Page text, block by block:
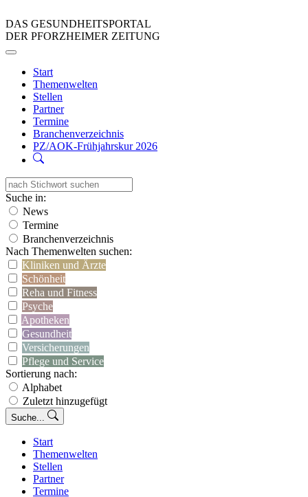
DAS GESUNDHEITSPORTAL
DER PFORZHEIMER ZEITUNG
Start
Themenwelten
Stellen
Partner
Termine
Branchenverzeichnis
PZ/AOK-Frühjahrskur 2026
Suche in:
News
Termine
Branchenverzeichnis
Nach Themenwelten suchen:
Kliniken und Ärzte
Schönheit
Reha und Fitness
Psyche
Apotheken
Gesundheit
Versicherungen
Pflege und Service
Sortierung nach:
Alphabet
Zuletzt hinzugefügt
Suche...
Start
Themenwelten
Stellen
Partner
Termine